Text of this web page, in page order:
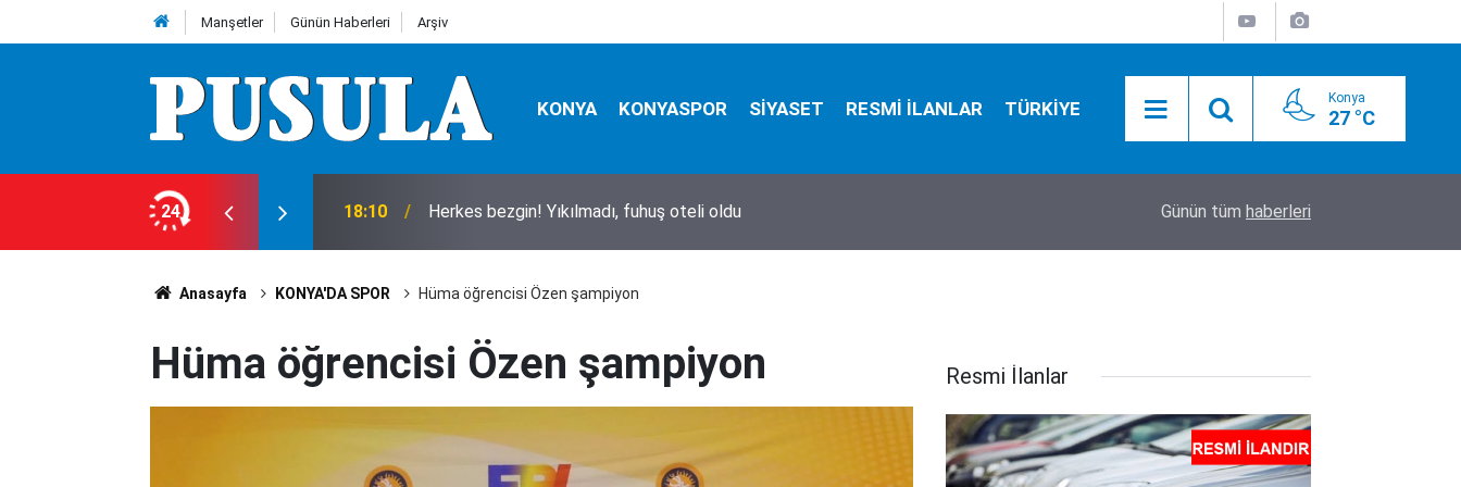
Manşetler Günün Haberleri Arşiv
KONYA KONYASPOR SİYASET RESMİ İLANLAR TÜRKİYE Konya
27 °C
24
Ağustos Cuma günü olup bitenler… 18:10 Herkes bezgin! Yıkılmadı, fuhuş oteli oldu Tarım ekipleri Beyşehir'de sahaya indi:
Günün tüm haberleri
Anasayfa KONYA'DA SPOR Hüma öğrencisi Özen şampiyon
Hüma öğrencisi Özen şampiyon Resmi İlanlar